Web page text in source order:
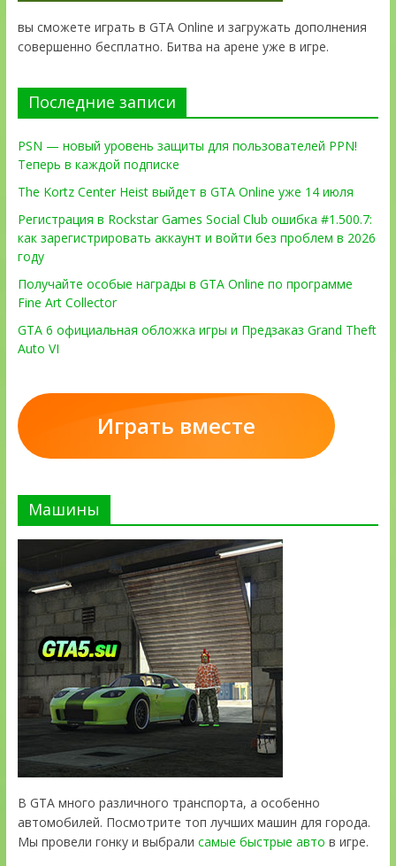
вы сможете играть в GTA Online и загружать дополнения
совершенно бесплатно. Битва на арене уже в игре.
Последние записи
PSN — новый уровень защиты для пользователей PPN!
Теперь в каждой подписке
The Kortz Center Heist выйдет в GTA Online уже 14 июля
Регистрация в Rockstar Games Social Club ошибка #1.500.7:
как зарегистрировать аккаунт и войти без проблем в 2026
году
Получайте особые награды в GTA Online по программе
Fine Art Collector
GTA 6 официальная обложка игры и Предзаказ Grand Theft
Auto VI
Играть вместе
Машины
В GTA много различного транспорта, а особенно
автомобилей. Посмотрите топ лучших машин для города.
Мы провели гонку и выбрали самые быстрые авто в игре.